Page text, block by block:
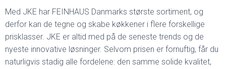
Med JKE har FEINHAUS Danmarks største sortiment, og
derfor kan de tegne og skabe køkkener i flere forskellige
prisklasser. JKE er altid med på de seneste trends og de
nyeste innovative løsninger. Selvom prisen er fornuftig, får du
naturligvis stadig alle fordelene: den samme solide kvalitet,